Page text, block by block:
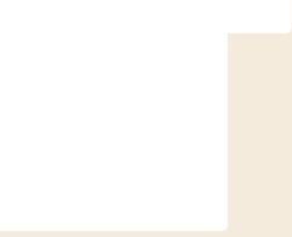
ảnh minh họa…